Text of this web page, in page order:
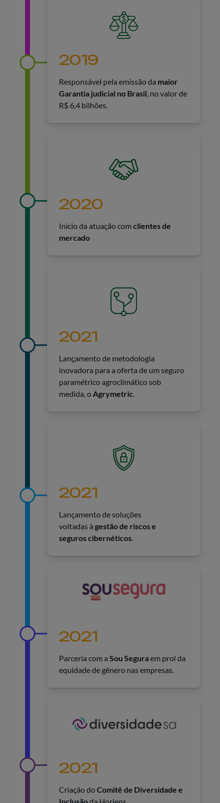
2019
Responsável pela emissão da maior
Garantia judicial no Brasil, no valor de
R$ 6,4 bilhões.
2020
Início da atuação com clientes de
mercado
2021
Lançamento de metodologia
inovadora para a oferta de um seguro
paramétrico agroclimático sob
medida, oAgrymetric.
2021
Lançamento de soluções
voltadas à gestão de riscos e
seguros cibernéticos.
2021
Parceria com a Sou Seguraem prol da
equidade de gênero nas empresas.
2021
Criação doComitê de Diversidade e